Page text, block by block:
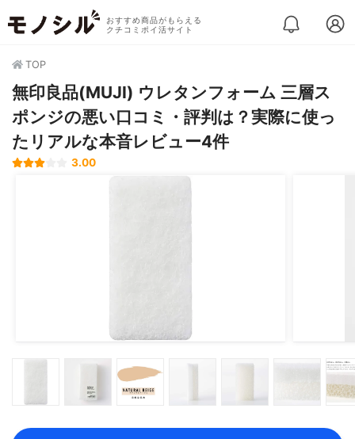
おすすめ商品がもらえる
クチコミポイ活サイト
TOP
無印良品(MUJI) ウレタンフォーム 三層ス
ポンジの悪い口コミ・評判は？実際に使っ
たリアルな本音レビュー4件
3.00